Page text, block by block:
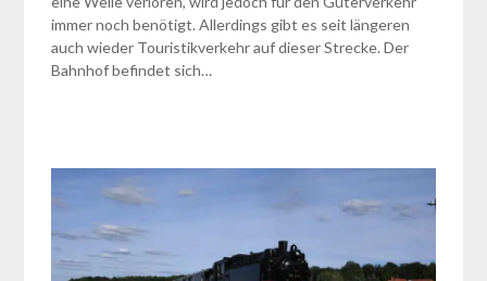
immer noch benötigt. Allerdings gibt es seit längeren
auch wieder Touristikverkehr auf dieser Strecke. Der
Bahnhof befindet sich…